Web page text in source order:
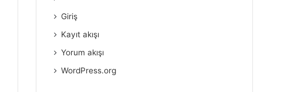
Giriş
Kayıt akışı
Yorum akışı
WordPress.org